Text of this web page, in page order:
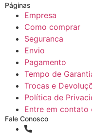
Páginas
Empresa
Como comprar
Seguranca
Envio
Pagamento
Tempo de
Trocas e
Política de
Entre em contato
Fale Conosco